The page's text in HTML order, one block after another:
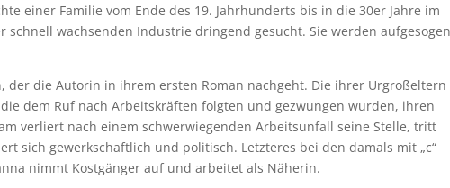
einer Familie vom Ende des 19. Jahrhunderts bis in die 30er Jahre im
schnell wachsenden Industrie dringend gesucht. Sie werden
der die Autorin in ihrem ersten Roman nachgeht. Die ihrer Urgroßeltern
dem Ruf nach Arbeitskräften folgten und gezwungen wurden, ihren
verliert nach einem schwerwiegenden Arbeitsunfall seine Stelle, tritt
sich gewerkschaftlich und politisch. Letzteres bei den damals mit „c“
nimmt Kostgänger auf und arbeitet als Näherin.